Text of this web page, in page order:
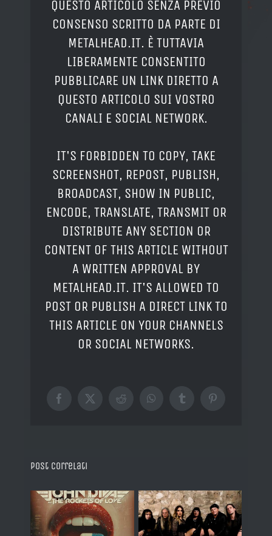
QUESTO ARTICOLO SENZA PREVIO
CONSENSO SCRITTO DA PARTE DI
METALHEAD.IT. È TUTTAVIA
LIBERAMENTE CONSENTITO
PUBBLICARE UN LINK DIRETTO A
QUESTO ARTICOLO SUI VOSTRO
CANALI E SOCIAL NETWORK.
IT'S FORBIDDEN TO COPY, TAKE
SCREENSHOT, REPOST, PUBLISH,
BROADCAST, SHOW IN PUBLIC,
ENCODE, TRANSLATE, TRANSMIT OR
DISTRIBUTE ANY SECTION OR
CONTENT OF THIS ARTICLE WITHOUT
A WRITTEN APPROVAL BY
METALHEAD.IT. IT'S ALLOWED TO
POST OR PUBLISH A DIRECT LINK TO
THIS ARTICLE ON YOUR CHANNELS
OR SOCIAL NETWORKS.
Facebook
X RedditWhatsAppTumblrPinterest
Post correlati